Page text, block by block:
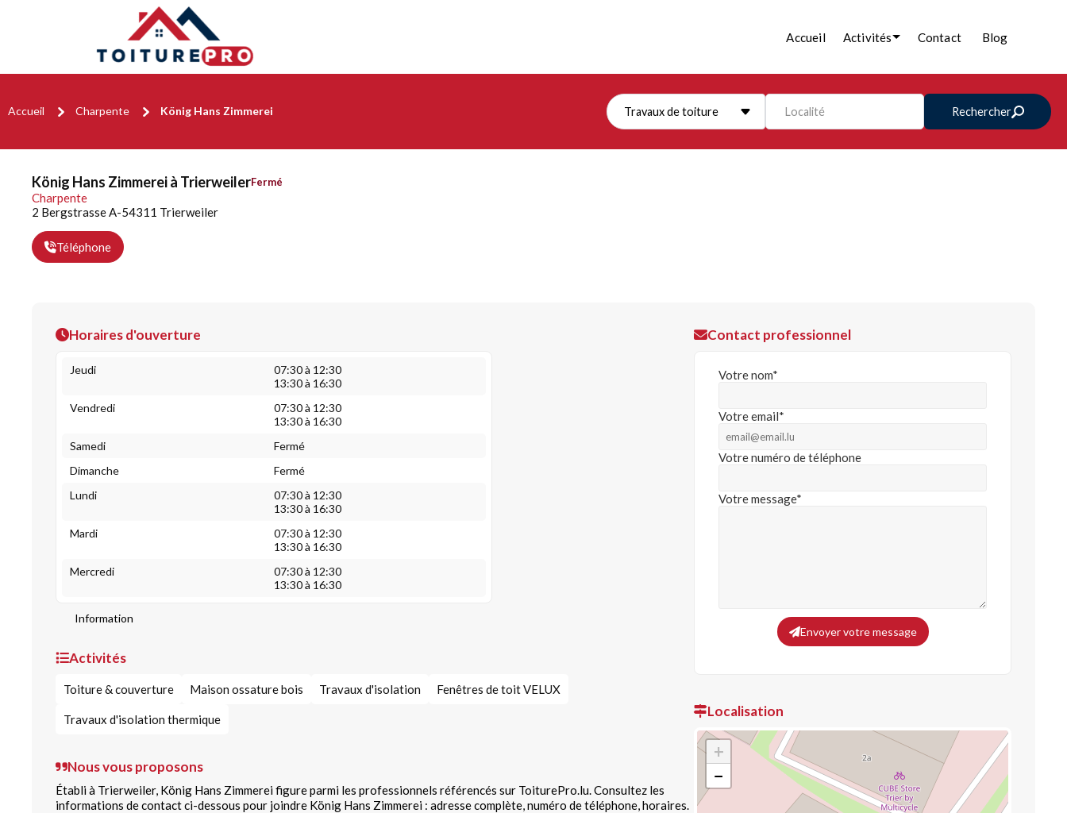
Accueil Activités Contact Blog
Accueil Charpente König Hans Zimmerei Travaux de toiture Localité Rechercher
König Hans Zimmerei à TrierweilerFermé
Charpente
2 Bergstrasse A-54311 Trierweiler
Téléphone
Horaires d'ouverture
Jeudi
07:30 à 12:30
13:30 à 16:30
Vendredi
07:30 à 12:30
13:30 à 16:30
Samedi
Fermé
Dimanche
Fermé
Lundi
07:30 à 12:30
13:30 à 16:30
Mardi
07:30 à 12:30
13:30 à 16:30
Mercredi
07:30 à 12:30
13:30 à 16:30
Information
Activités
Toiture & couverture Maison ossature bois Travaux d'isolation Fenêtres de toit VELUX
Travaux d'isolation thermique
Nous vous proposons
Établi à Trierweiler, König Hans Zimmerei figure parmi les professionnels référencés sur ToiturePro.lu. Consultez les
informations de contact ci-dessous pour joindre König Hans Zimmerei : adresse complète, numéro de téléphone, horaires.
Contact professionnel
Votre nom*
Votre email*
Votre numéro de téléphone
Votre message*
Envoyer votre message
Localisation
+
−